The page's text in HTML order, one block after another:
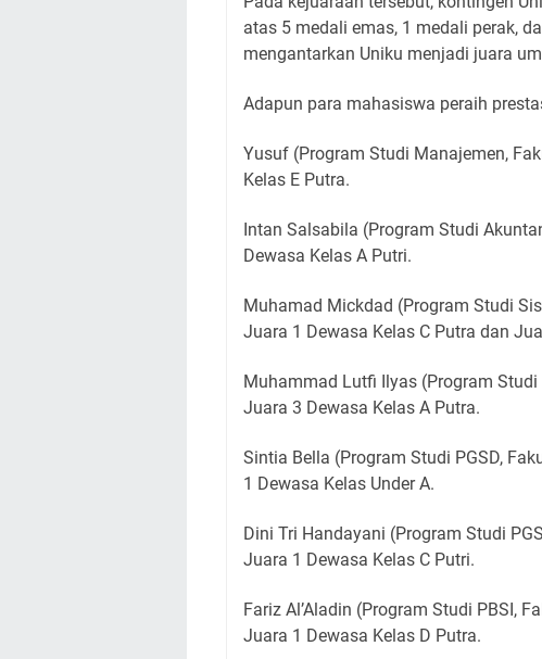
atas 5 medali emas, 1 medali perak,
mengantarkan Uniku menjadi juara
Adapun para mahasiswa peraih
Yusuf (Program Studi Manajemen,
Kelas E Putra.
Intan Salsabila (Program Studi
Dewasa Kelas A Putri.
Muhamad Mickdad (Program Studi
Juara 1 Dewasa Kelas C Putra dan
Muhammad Lutfi Ilyas (Program
Juara 3 Dewasa Kelas A Putra.
Sintia Bella (Program Studi PGSD,
1 Dewasa Kelas Under A.
Dini Tri Handayani (Program Studi
Juara 1 Dewasa Kelas C Putri.
Fariz Al’Aladin (Program Studi PBSI,
Juara 1 Dewasa Kelas D Putra.